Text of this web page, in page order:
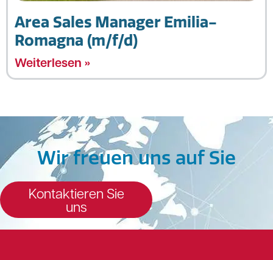
Area Sales Manager Emilia-
Romagna (m/f/d)
Weiterlesen »
Wir freuen uns auf Sie
Kontaktieren Sie
uns